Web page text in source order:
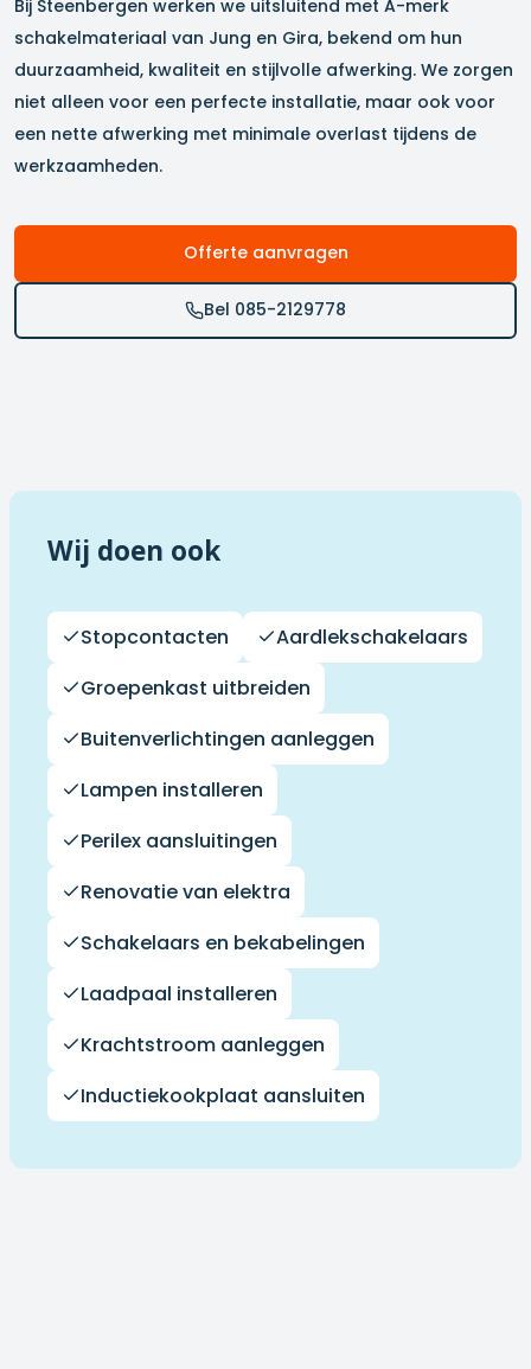
Bij Steenbergen werken we uitsluitend met A-merk
schakelmateriaal van Jung en Gira, bekend om hun
duurzaamheid, kwaliteit en stijlvolle afwerking. We zorgen
niet alleen voor een perfecte installatie, maar ook voor
een nette afwerking met minimale overlast tijdens de
werkzaamheden.
Offerte aanvragen
Bel 085-2129778
Wij doen ook
Stopcontacten
Aardlekschakelaars
Groepenkast uitbreiden
Buitenverlichtingen aanleggen
Lampen installeren
Perilex aansluitingen
Renovatie van elektra
Schakelaars en bekabelingen
Laadpaal installeren
Krachtstroom aanleggen
Inductiekookplaat aansluiten